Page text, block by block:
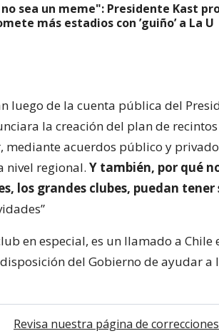
sea un meme": Presidente Kast
más estadios con ’guiño’ a La U
luego de la cuenta pública del
la creación del plan de
mediante acuerdos público y
nivel regional. Y también, por qué
los grandes clubes, puedan tener
en especial, es un llamado a Chile
del Gobierno de ayudar a
Revisa nuestra página de correcciones